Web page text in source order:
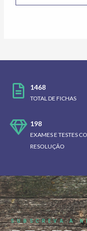
1468
TOTAL DE FICHAS
198
EXAMES E TESTES
RESOLUÇÃO
SUBSCREVA A